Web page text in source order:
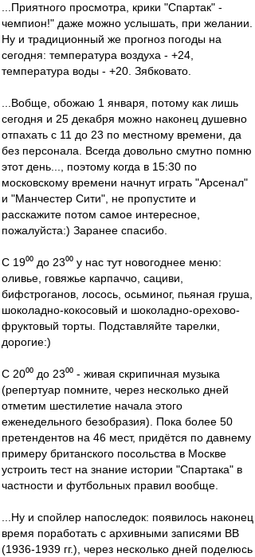
...Приятного просмотра, крики "Спартак" -
чемпион!" даже можно услышать, при желании.
Ну и традиционный же прогноз погоды на
сегодня: температура воздуха - +24,
температура воды - +20. Зябковато.
...Вобще, обожаю 1 января, потому как лишь
сегодня и 25 декабря можно наконец душевно
отпахать с 11 до 23 по местному времени, да
без персонала. Всегда довольно смутно помню
этот день..., поэтому когда в 15:30 по
московскому времени начнут играть "Арсенал"
и "Манчестер Сити", не пропустите и
расскажите потом самое интересное,
пожалуйста:) Заранее спасибо.
С 19⁰⁰ до 23⁰⁰ у нас тут новогоднее меню:
оливье, говяжье карпаччо, сациви,
бифстроганов, лосось, осьминог, пьяная груша,
шоколадно-кокосовый и шоколадно-орехово-
фруктовый торты. Подставляйте тарелки,
дорогие:)
С 20⁰⁰ до 23⁰⁰ - живая скрипичная музыка
(репертуар помните, через несколько дней
отметим шестилетие начала этого
еженедельного безобразия). Пока более 50
претендентов на 46 мест, придётся по давнему
примеру британского посольства в Москве
устроить тест на знание истории "Спартака" в
частности и футбольных правил вообще.
...Ну и спойлер напоследок: появилось наконец
время поработать с архивными записями ВВ
(1936-1939 гг.), через несколько дней поделюсь